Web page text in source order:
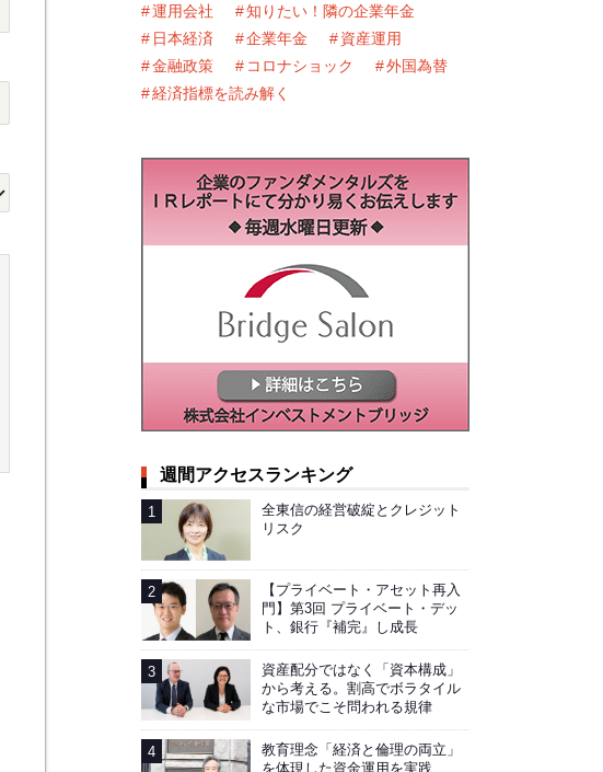
運用会社
知りたい！隣の企業年金
日本経済
企業年金
資産運用
金融政策
コロナショック
外国為替
経済指標を読み解く
週間アクセスランキング
全東信の経営破綻とクレジット
リスク
【プライベート・アセット再入
門】第3回 プライベート・デッ
ト、銀行『補完』し成長
資産配分ではなく「資本構成」
から考える。割高でボラタイル
な市場でこそ問われる規律
教育理念「経済と倫理の両立」
を体現した資金運用を実践